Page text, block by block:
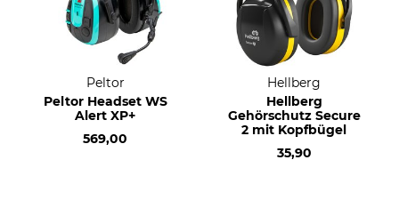
Peltor
Peltor Headset WS
Alert XP+
569,00
Hellberg
Hellberg
Gehörschutz Secure
2 mit Kopfbügel
35,90